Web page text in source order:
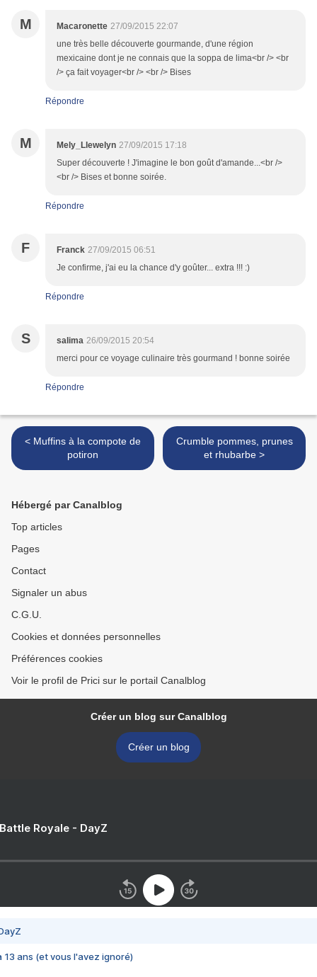
M Macaronette 27/09/2015 22:07
une très belle découverte gourmande, d'une région
mexicaine dont je ne connais que la soppa de lima<br /> <br
/> ça fait voyager<br /> <br /> Bises
Répondre
M Mely_Llewelyn 27/09/2015 17:18
Super découverte ! J'imagine le bon goût d'amande...<br />
<br /> Bises et bonne soirée.
Répondre
F Franck 27/09/2015 06:51
Je confirme, j'ai eu la chance d'y goûter... extra !!! :)
Répondre
S salima 26/09/2015 20:54
merci pour ce voyage culinaire très gourmand ! bonne soirée
Répondre
< Muffins à la compote de
potiron
Crumble pommes, prunes
et rhubarbe >
Hébergé par Canalblog
Top articles
Pages
Contact
Signaler un abus
C.G.U.
Cookies et données personnelles
Préférences cookies
Voir le profil de Prici sur le portail Canalblog
Créer un blog sur Canalblog
Créer un blog
Royale - DayZ
13 ans (et vous l'avez ignoré)